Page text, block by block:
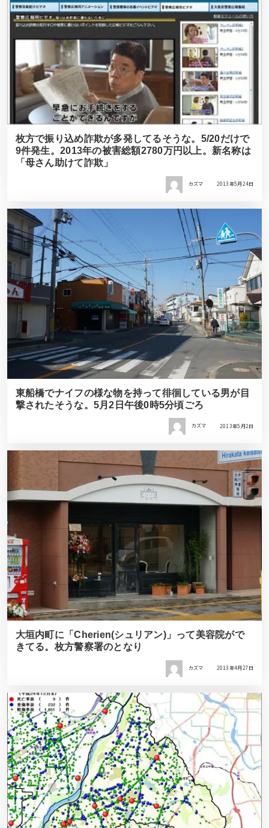
枚方で振り込め詐欺が多発してるそうな。5/20だけで
9件発生。2013年の被害総額2780万円以上。新名称は
「母さん助けて詐欺」
カズマ 2013年5月24日
東船橋でナイフの様な物を持って徘徊している男が目
撃されたそうな。5月2日午後0時5分頃ごろ
カズマ 2013年5月2日
大垣内町に「Cherien(シュリアン)」って美容院がで
きてる。枚方警察署のとなり
カズマ 2013年4月27日